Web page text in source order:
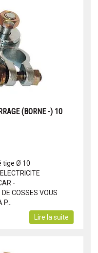
(BORNE -) 10
tige Ø 10
-
COSSES VOUS
Lire la suite